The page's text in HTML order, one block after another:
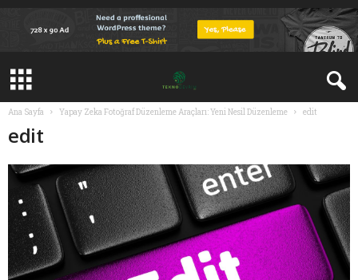
Ana Sayfa Yapay Zeka Fotoğraf Düzenleme Araçları: Yeni Nesil Düzenleme edit
edit